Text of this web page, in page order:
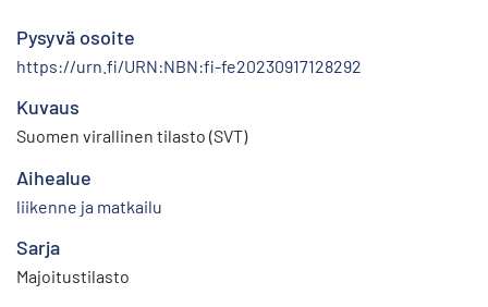
Pysyvä osoite
https://urn.fi/URN:NBN:fi-fe20230917128292
Kuvaus
Suomen virallinen tilasto (SVT)
Aihealue
liikenne ja matkailu
Sarja
Majoitustilasto